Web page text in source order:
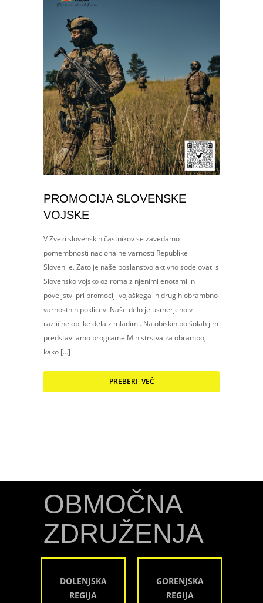
PROMOCIJA SLOVENSKE
VOJSKE
V Zvezi slovenskih častnikov se zavedamo
pomembnosti nacionalne varnosti Republike
Slovenije. Zato je naše poslanstvo aktivno sodelovati s
Slovensko vojsko oziroma z njenimi enotami in
poveljstvi pri promociji vojaškega in drugih obrambno
varnostnih poklicev. Naše delo je usmerjeno v
različne oblike dela z mladimi. Na obiskih po šolah jim
predstavljamo programe Ministrstva za obrambo,
kako […]
PREBERI VEČ
OBMOČNA
ZDRUŽENJA
DOLENJSKA
REGIJA
GORENJSKA
REGIJA